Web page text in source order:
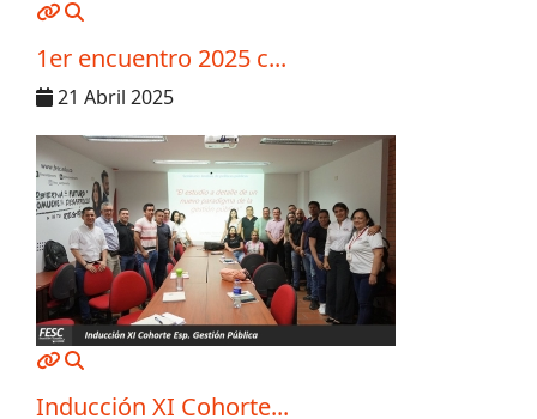
MOD_JTCS_VIEW_ARTICLE_LINK
1er encuentro 2025 c...
21 Abril 2025
MOD_JTCS_VIEW_ARTICLE_LINK
Inducción XI Cohorte...